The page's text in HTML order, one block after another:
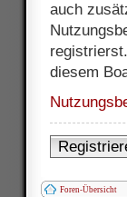
auch
diesem
Foren-Übersicht